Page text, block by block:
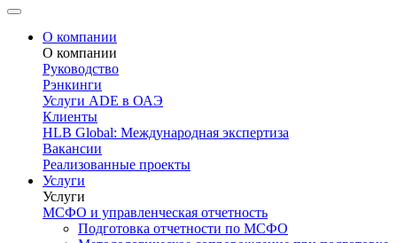
О компании
О компании
Руководство
Рэнкинги
Услуги ADE в ОАЭ
Клиенты
HLB Global: Международная экспертиза
Вакансии
Реализованные проекты
Услуги
Услуги
МСФО и управленческая отчетность
Подготовка отчетности по МСФО